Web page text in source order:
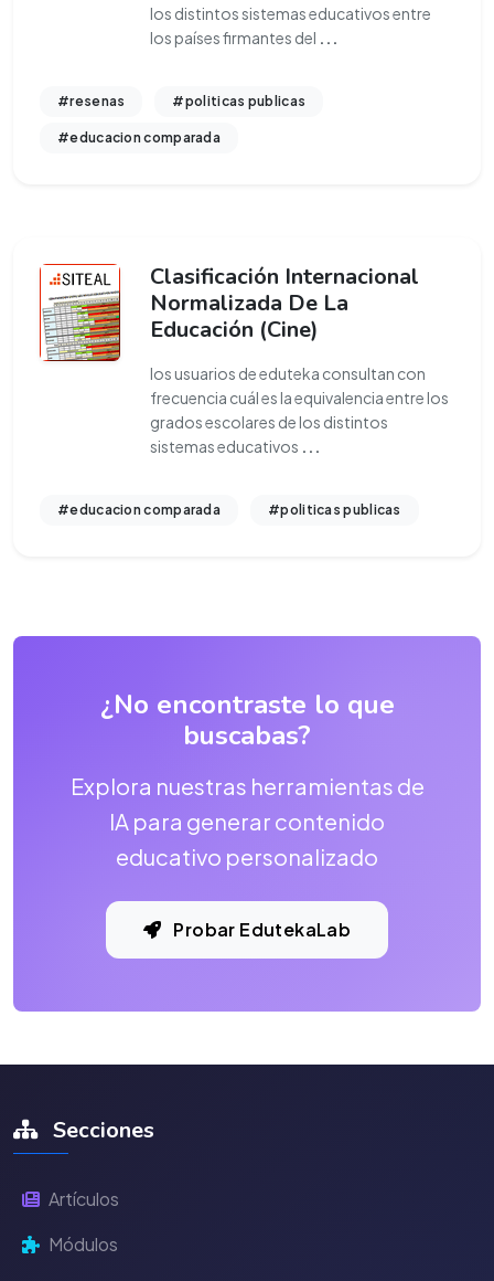
los distintos sistemas educativos entre
los países firmantes del ...
#resenas #politicas publicas
#educacion comparada
Clasificación Internacional
Normalizada De La
Educación (Cine)
los usuarios de eduteka consultan con
frecuencia cuál es la equivalencia entre los
grados escolares de los distintos
sistemas educativos ...
#educacion comparada #politicas publicas
¿No encontraste lo que
buscabas?
Explora nuestras herramientas de
IA para generar contenido
educativo personalizado
Probar EdutekaLab
Secciones
Artículos
Módulos